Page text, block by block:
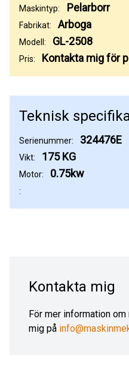
Maskintyp: Pelarborr
Fabrikat: Arboga
Modell: GL-2508
Pris: Kontakta mig för
Teknisk
Serienummer: 324476E
Vikt: 175 KG
Motor: 0.75kw
:
Kontakta mig
För mer information
mig på